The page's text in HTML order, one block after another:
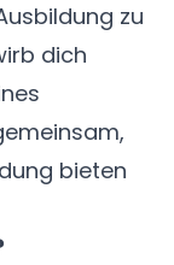
zu
dich
bieten